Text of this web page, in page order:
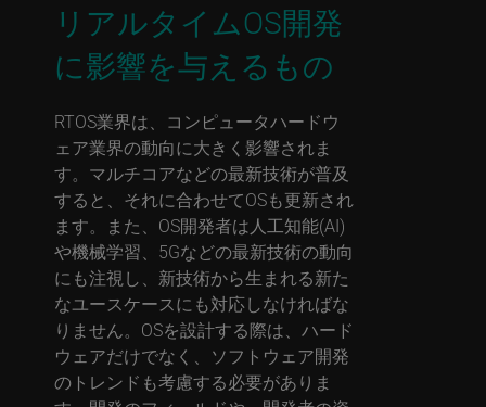
リアルタイムOS開発
に影響を与えるもの
RTOS業界は、コンピュータハードウ
ェア業界の動向に大きく影響されま
す。マルチコアなどの最新技術が普及
すると、それに合わせてOSも更新され
ます。また、OS開発者は人工知能(AI)
や機械学習、5Gなどの最新技術の動向
にも注視し、新技術から生まれる新た
なユースケースにも対応しなければな
りません。OSを設計する際は、ハード
ウェアだけでなく、ソフトウェア開発
のトレンドも考慮する必要がありま